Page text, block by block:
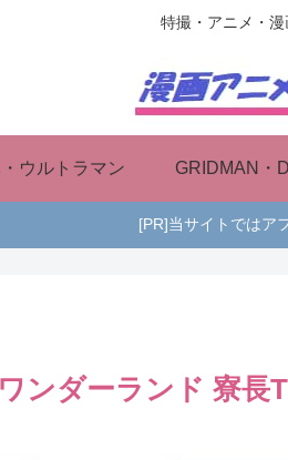
特撮・アニメ・漫
ウルトラマン GRIDMAN・
[PR]当サイトではア
ンダーランド 寮長